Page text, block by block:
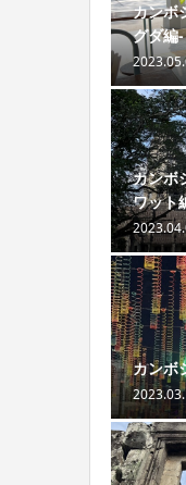
カンボ
グダ編-
カンボ
ワット
カンボ